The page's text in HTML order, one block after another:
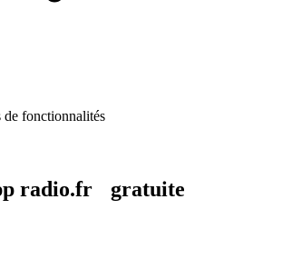
de fonctionnalités
radio.fr gratuite